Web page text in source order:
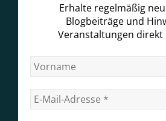
Erhalte regelmäßig
Blogbeiträge und
Veranstaltungen direkt